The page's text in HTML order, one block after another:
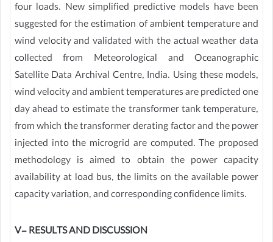
four loads. New simplified predictive models have been
suggested for the estimation of ambient temperature and
wind velocity and validated with the actual weather data
collected from Meteorological and Oceanographic
Satellite Data Archival Centre, India. Using these models,
wind velocity and ambient temperatures are predicted one
day ahead to estimate the transformer tank temperature,
from which the transformer derating factor and the power
injected into the microgrid are computed. The proposed
methodology is aimed to obtain the power capacity
availability at load bus, the limits on the available power
capacity variation, and corresponding confidence limits.
V- RESULTS AND DISCUSSION